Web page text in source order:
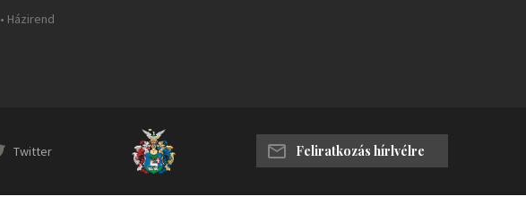
• Házirend
Twitter Feliratkozás hírlvélre